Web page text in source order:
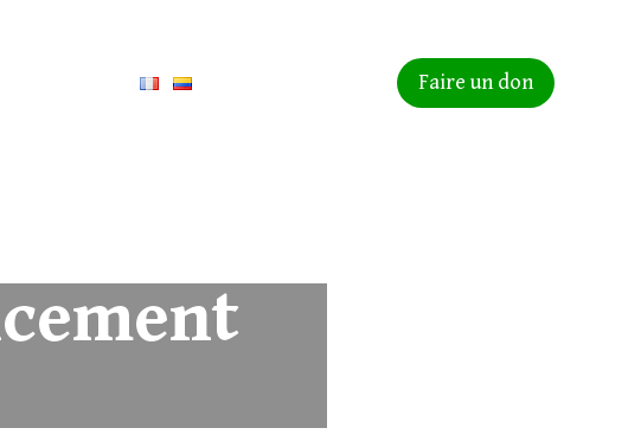
Faire un don